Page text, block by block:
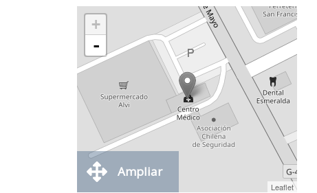
+
-
Leaflet
Ampliar